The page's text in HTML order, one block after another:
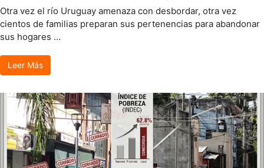
Otra vez el río Uruguay amenaza con desbordar, otra vez
cientos de familias preparan sus pertenencias para abandonar
sus hogares …
Leer Más